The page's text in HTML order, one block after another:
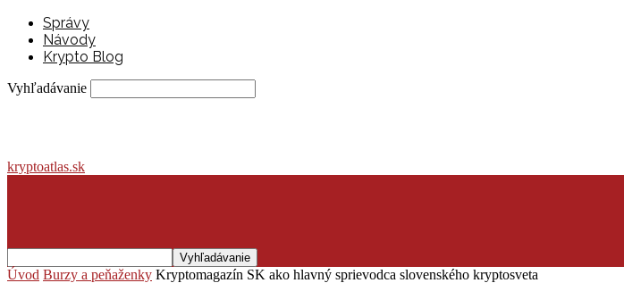
Správy
Návody
Krypto Blog
Vyhľadávanie
kryptoatlas.sk
Úvod Burzy a peňaženky Kryptomagazín SK ako hlavný sprievodca slovenského kryptosveta